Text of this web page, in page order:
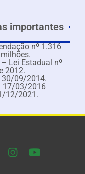
importantes
nº 1.316
Lei Estadual nº
2012.
30/09/2014.
17/03/2016
12/2021.